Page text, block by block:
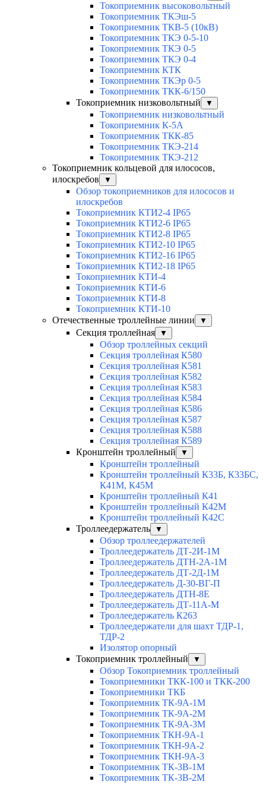
Токоприемник высоковольтный
Токоприемник ТКЭш-5
Токоприемник ТКВ-5 (10кВ)
Токоприемник ТКЭ 0-5-10
Токоприемник ТКЭ 0-5
Токоприемник ТКЭ 0-4
Токоприемник КТК
Токоприемник ТКЭр 0-5
Токоприемник ТКК-6/150
Токоприемник низковольтный
▼
Токоприемник низковольтный
Токоприемник К-5А
Токоприемник ТКК-85
Токоприемник ТКЭ-214
Токоприемник ТКЭ-212
Токоприемник кольцевой для илососов,
илоскребов
▼
Обзор токоприемников для илососов и
илоскребов
Токоприемник КТИ2-4 IP65
Токоприемник КТИ2-6 IP65
Токоприемник КТИ2-8 IP65
Токоприемник КТИ2-10 IP65
Токоприемник КТИ2-16 IP65
Токоприемник КТИ2-18 IP65
Токоприемник КТИ-4
Токоприемник КТИ-6
Токоприемник КТИ-8
Токоприемник КТИ-10
Отечественные троллейные линии
▼
Секция троллейная ▼
Обзор троллейных секций
Секция троллейная К580
Секция троллейная К581
Секция троллейная К582
Секция троллейная К583
Секция троллейная К584
Секция троллейная К586
Секция троллейная К587
Секция троллейная К588
Секция троллейная К589
Кронштейн троллейный
▼
Кронштейн троллейный
Кронштейн троллейный К33Б, К33БС,
К41М, К45М
Кронштейн троллейный К41
Кронштейн троллейный К42М
Кронштейн троллейный К42С
Троллеедержатель
▼
Обзор троллеедержателей
Троллеедержатель ДТ-2И-1М
Троллеедержатель ДТН-2А-1М
Троллеедержатель ДТ-2Д-1М
Троллеедержатель Д-30-ВГ-П
Троллеедержатель ДТН-8Е
Троллеедержатель ДТ-11А-М
Троллеедержатель К263
Троллеедержатели для шахт ТДР-1,
ТДР-2
Изолятор опорный
Токоприемник троллейный
▼
Обзор Токоприемник троллейный
Токоприемники ТКК-100 и ТКК-200
Токоприемники ТКБ
Токоприемник ТК-9А-1М
Токоприемник ТК-9А-2М
Токоприемник ТК-9А-3М
Токоприемник ТКН-9А-1
Токоприемник ТКН-9А-2
Токоприемник ТКН-9А-3
Токоприемник ТК-3В-1М
Токоприемник ТК-3В-2М